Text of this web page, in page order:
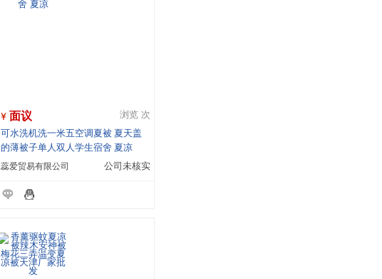
面议 浏览 次
可水洗机洗一米五空调夏被 夏天盖
的薄被子单人双人学生宿舍 夏凉
蕊爱贸易有限公司 公司未核实